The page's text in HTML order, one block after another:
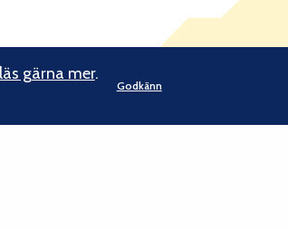
läs gärna mer.
Godkänn